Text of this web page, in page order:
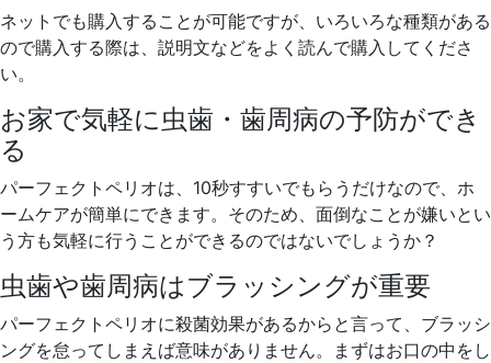
ネットでも購入することが可能ですが、いろいろな種類がある
ので購入する際は、説明文などをよく読んで購入してくださ
い。
お家で気軽に虫歯・歯周病の予防ができ
る
パーフェクトペリオは、10秒すすいでもらうだけなので、ホ
ームケアが簡単にできます。そのため、面倒なことが嫌いとい
う方も気軽に行うことができるのではないでしょうか？
虫歯や歯周病はブラッシングが重要
パーフェクトペリオに殺菌効果があるからと言って、ブラッシ
ングを怠ってしまえば意味がありません。まずはお口の中をし